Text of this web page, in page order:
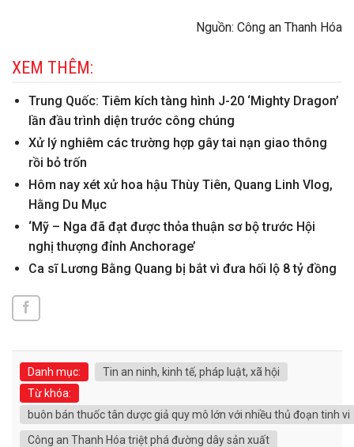
Nguồn: Công an Thanh Hóa
XEM THÊM:
Trung Quốc: Tiêm kích tàng hình J-20 ‘Mighty Dragon’
lần đầu trình diện trước công chúng
Xử lý nghiêm các trường hợp gây tai nạn giao thông
rồi bỏ trốn
Hôm nay xét xử hoa hậu Thùy Tiên, Quang Linh Vlog,
Hằng Du Mục
‘Mỹ – Nga đã đạt được thỏa thuận sơ bộ trước Hội
nghị thượng đỉnh Anchorage’
Ca sĩ Lương Bằng Quang bị bắt vì đưa hối lộ 8 tỷ đồng
Danh mục:
Tin an ninh, kinh tế, pháp luật, xã hội
Từ khóa:
buôn bán thuốc tân dược giả quy mô lớn với nhiều thủ đoạn tinh vi
Công an Thanh Hóa triệt phá đường dây sản xuất